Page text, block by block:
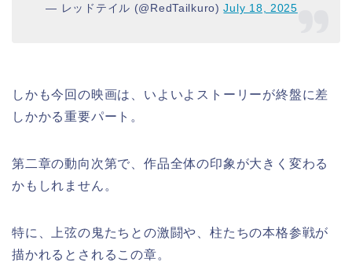
— レッドテイル (@RedTailkuro)July 18, 2025
しかも今回の映画は、いよいよストーリーが終盤に差
しかかる重要パート。
第二章の動向次第で、作品全体の印象が大きく変わる
かもしれません。
特に、上弦の鬼たちとの激闘や、柱たちの本格参戦が
描かれるとされるこの章。